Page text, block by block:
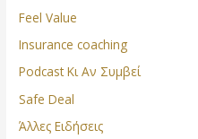
Feel Value
Insurance coaching
Podcast Κι Αν Συμβεί
Safe Deal
Άλλες Ειδήσεις